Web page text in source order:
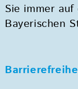
Sie immer
Bayerischen